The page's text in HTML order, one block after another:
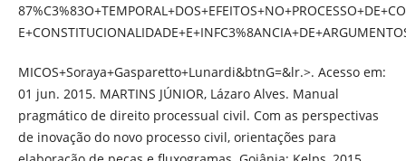
MICOS+Soraya+Gasparetto+Lunardi&btnG=&lr.>. Acesso em:
01 jun. 2015. MARTINS JÚNIOR, Lázaro Alves. Manual
pragmático de direito processual civil. Com as perspectivas
de inovação do novo processo civil, orientações para